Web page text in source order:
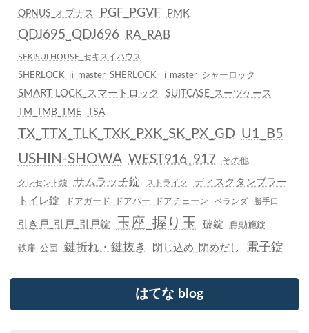
OPNUS_オプナス PGF_PGVF PMK
QDJ695_QDJ696 RA_RAB
SEKISUI HOUSE_セキスイハウス
SHERLOCK ⅱ master_SHERLOCK ⅲ master_シャーロック
SMART LOCK_スマートロック
SUITCASE_スーツケース
TM_TMB_TME
TSA
TX_TTX_TLK_TXK_PXK_SK_PX_GD U1_B5
USHIN-SHOWA WEST916_917 その他
クレセント錠 サムラッチ錠 ストライク
ディスクタンブラー
トイレ錠
ドアガード_ドアバー_ドアチェーン ベランダ 勝手口
引き戸_引戸_引戸錠 玉座_握り玉 破錠 自動施錠
鉄扉_公団 鍵折れ・鍵抜き 閉じ込め_閉めだし 電子錠
はてな blog